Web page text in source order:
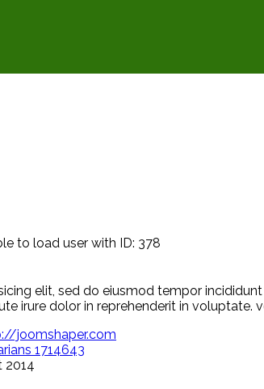
to load user with ID: 378
elit, sed do eiusmod tempor
irure dolor in reprehenderit in voluptate.
joomshaper.com
1714643
2014